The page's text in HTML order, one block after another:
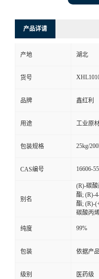
产品详请
产地 湖北
货号
品牌 鑫红利
用途 工业原
包装规格 25kg/
CAS编号 16606-
别名
(R)-碳
酯; (R)-
酯; (R)-
碳酸丙
纯度 99%
包装 依据产
级别 医药级